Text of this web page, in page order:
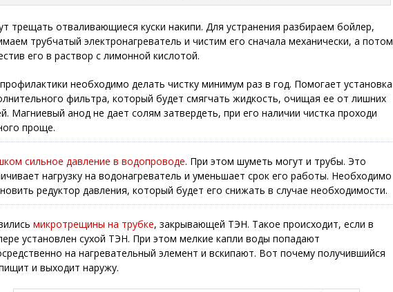
трещать отваливающиеся куски накипи. Для устранения разбираем бойлер,
трубчатый электронагреватель и чистим его сначала механически, а потом
его в раствор с лимонной кислотой.
необходимо делать чистку минимум раз в год. Помогает установка
фильтра, который будет смягчать жидкость, очищая ее от лишних
Магниевый анод не дает солям затвердеть, при его наличии чистка проходи
проще.
сильное давление в водопроводе. При этом шуметь могут и трубы. Это
нагрузку на водонагреватель и уменьшает срок его работы. Необходимо
редуктор давления, который будет его снижать в случае необходимости.
микротрещины на трубке, закрывающей ТЭН. Такое происходит, если в
установлен сухой ТЭН. При этом мелкие капли воды попадают
на нагревательный элемент и вскипают. Вот почему получившийся
и выходит наружу.